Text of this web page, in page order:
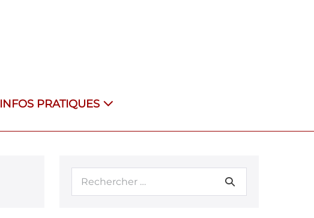
INFOS PRATIQUES